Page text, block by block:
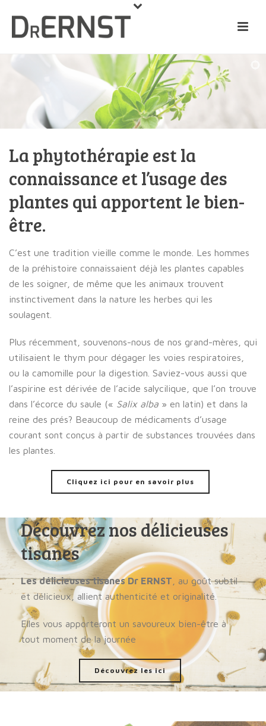
La phytothérapie est la
connaissance et l’usage des
plantes qui apportent le bien-
être.
C’est une tradition vieille comme le monde. Les hommes
de la préhistoire connaissaient déjà les plantes capables
de les soigner, de même que les animaux trouvent
instinctivement dans la nature les herbes qui les
soulagent.
Plus récemment, souvenons-nous de nos grand-mères, qui
utilisaient le thym pour dégager les voies respiratoires,
ou la camomille pour la digestion. Saviez-vous aussi que
l’aspirine est dérivée de l’acide salycilique, que l’on trouve
dans l’écorce du saule (« Salix alba » en latin) et dans la
reine des prés? Beaucoup de médicaments d’usage
courant sont conçus à partir de substances trouvées dans
les plantes.
Cliquez ici pour en savoir plus
Découvrez nos délicieuses
tisanes
Les délicieuses tisanes Dr ERNST , au goût subtil
et délicieux, allient authenticité et originalité.
Elles vous apporteront un savoureux bien-être à
tout moment de la journée
Découvrez les ici